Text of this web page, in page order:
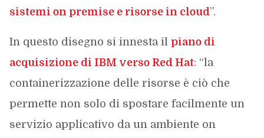
sistemi on premise e risorse in cloud”.
In questo disegno si innesta il piano di
acquisizione di IBM verso Red Hat: “la
containerizzazione delle risorse è ciò che
permette non solo di spostare facilmente un
servizio applicativo da un ambiente on